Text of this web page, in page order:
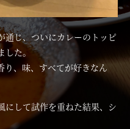
通じ、ついにカレーのトッピ
した。
り、味、すべてが好きなん
にして試作を重ねた結果、シ